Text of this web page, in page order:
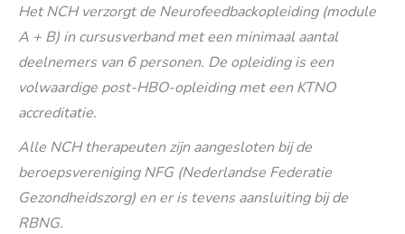
Het NCH verzorgt de Neurofeedbackopleiding (module
A + B) in cursusverband met een minimaal aantal
deelnemers van 6 personen. De opleiding is een
volwaardige post-HBO-opleiding met een KTNO
accreditatie.
Alle NCH therapeuten zijn aangesloten bij de
beroepsvereniging NFG (Nederlandse Federatie
Gezondheidszorg) en er is tevens aansluiting bij de
RBNG.